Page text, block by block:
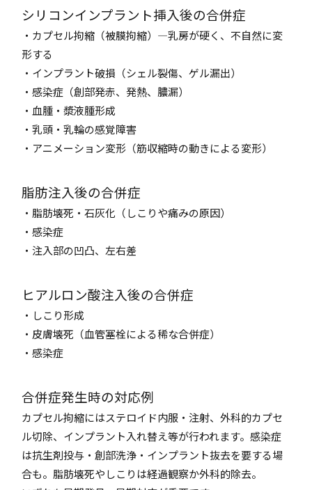
シリコンインプラント挿入後の合併症
・カプセル拘縮（被膜拘縮）―乳房が硬く、不自然に変
形する
・インプラント破損（シェル裂傷、ゲル漏出）
・感染症（創部発赤、発熱、膿漏）
・血腫・漿液腫形成
・乳頭・乳輪の感覚障害
・アニメーション変形（筋収縮時の動きによる変形）
脂肪注入後の合併症
・脂肪壊死・石灰化（しこりや痛みの原因）
・感染症
・注入部の凹凸、左右差
ヒアルロン酸注入後の合併症
・しこり形成
・皮膚壊死（血管塞栓による稀な合併症）
・感染症
合併症発生時の対応例
カプセル拘縮にはステロイド内服・注射、外科的カプセ
ル切除、インプラント入れ替え等が行われます。感染症
は抗生剤投与・創部洗浄・インプラント抜去を要する場
合も。脂肪壊死やしこりは経過観察か外科的除去。